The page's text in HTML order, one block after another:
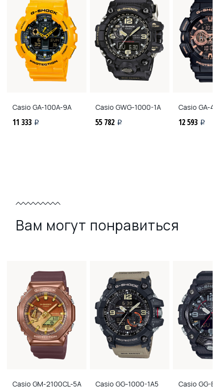
Casio GA-100A-9A
11 333 i
Casio GWG-1000-1A
55 782 i
Casio GA-
12 593 i
Вам могут понравиться
Casio GM-2100CL-5A Casio GG-1000-1A5 Casio GG-